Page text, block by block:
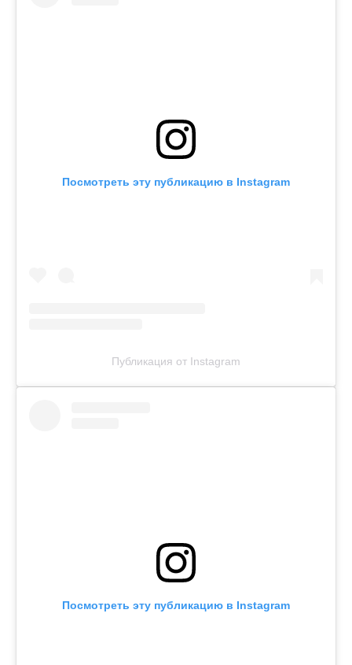
Посмотреть эту публикацию в Instagram
Публикация от Instagram
Посмотреть эту публикацию в Instagram